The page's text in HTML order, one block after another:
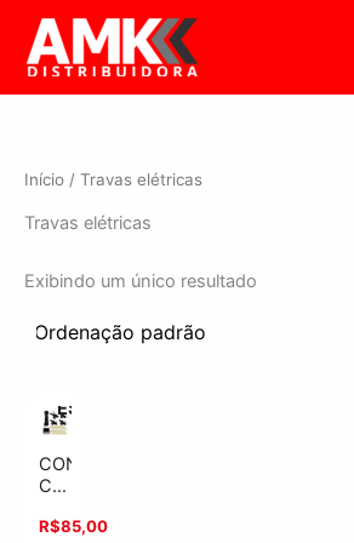
para
conteúdo
Início / Travas elétricas
Travas elétricas
Exibindo um único resultado
ESGOTADO
CONJUNTO
CONTROLADOR
TRAVAMENTO
R$85,00